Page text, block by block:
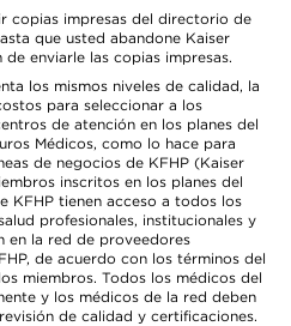
copias impresas del directorio de
que usted abandone Kaiser
enviarle las copias impresas.
los mismos niveles de calidad, la
para seleccionar a los
de atención en los planes del
Médicos, como lo hace para
de negocios de KFHP (Kaiser
inscritos en los planes del
KFHP tienen acceso a todos los
profesionales, institucionales y
en la red de proveedores
de acuerdo con los términos del
miembros. Todos los médicos del
y los médicos de la red deben
de calidad y certificaciones.